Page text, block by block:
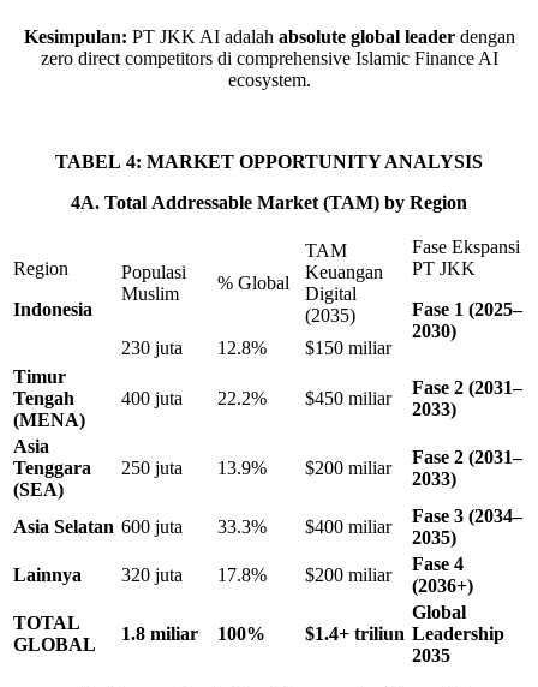
Kesimpulan: PT JKK AI adalah absolute global leader dengan
zero direct competitors di comprehensive Islamic Finance AI
ecosystem.
TABEL 4: MARKET OPPORTUNITYANALYSIS
4A. Total Addressable Market (TAM) by Region
Region
Indonesia
Populasi
Muslim
% Global
TAM
Keuangan
Digital
(2035)
Fase Ekspansi
PT JKK
Fase 1 (2025–
2030)
230 juta
12.8%
$150 miliar
Timur
Tengah
(MENA)
400 juta 22.2% $450 miliar
Fase 2 (2031–
2033)
Asia
Tenggara
(SEA)
250 juta 13.9% $200 miliar
Fase 2 (2031–
2033)
Asia Selatan 600 juta 33.3% $400 miliar
Fase 3 (2034–
2035)
Lainnya
320 juta 17.8% $200 miliar
Fase 4
(2036+)
TOTAL
GLOBAL
1.8 miliar 100% $1.4+ triliun
Global
Leadership
2035